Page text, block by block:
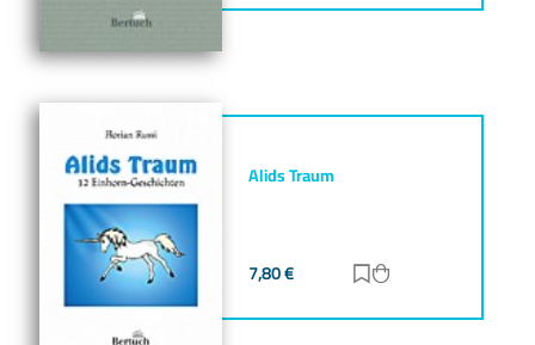
Alids Traum
7,80€ Zur Merkliste